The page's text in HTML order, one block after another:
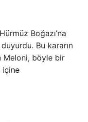
Boğazı’na
Bu kararın
Meloni, böyle bir
içine